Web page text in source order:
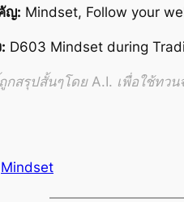
ญ: Mindset, Follow your
D603 Mindset during
กสรุปสั้นๆโดย A.I. เพื่อใช้ทว
Mindset